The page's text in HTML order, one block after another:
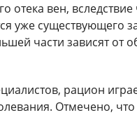
отека вен,
уже существующего
части зависят от
рацион
Отмечено,